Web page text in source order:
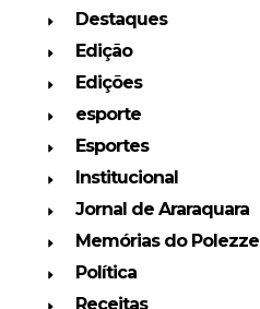
Destaques
Edição
Edições
esporte
Esportes
Institucional
Jornal de Araraquara
Memórias do Polezze
Política
Receitas